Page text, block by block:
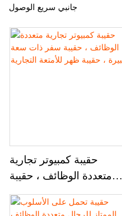
جانبي سريع الوصول
حقيبة كمبيوتر تجارية
متعددة الوظائف ، حقيبة
سفر ذات سعة كبيرة ،
حقيبة ظهر للأمتعة التجارية